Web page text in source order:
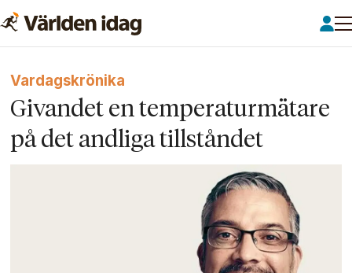
Vardagskrönika
Givandet en temperaturmätare
på det andliga tillståndet